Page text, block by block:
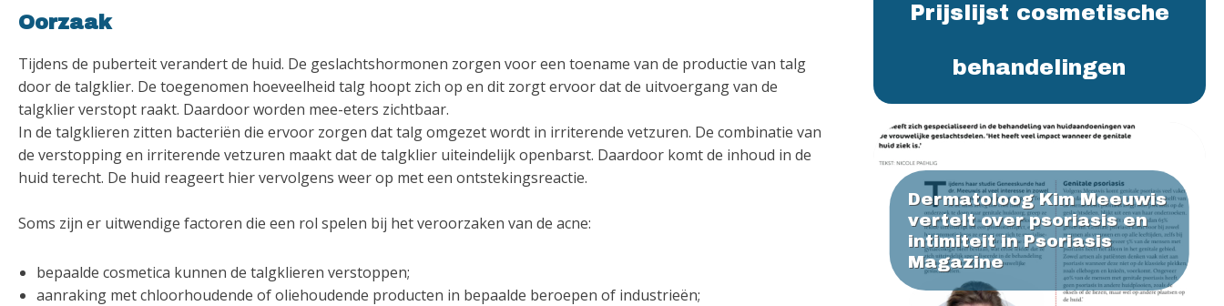
Oorzaak
Tijdens de puberteit verandert de huid. De geslachtshormonen zorgen voor een toename van de productie van talg
door de talgklier. De toegenomen hoeveelheid talg hoopt zich op en dit zorgt ervoor dat de uitvoergang van de
talgklier verstopt raakt. Daardoor worden mee-eters zichtbaar.
In de talgklieren zitten bacteriën die ervoor zorgen dat talg omgezet wordt in irriterende vetzuren. De combinatie van
de verstopping en irriterende vetzuren maakt dat de talgklier uiteindelijk openbarst. Daardoor komt de inhoud in de
huid terecht. De huid reageert hier vervolgens weer op met een ontstekingsreactie.
Soms zijn er uitwendige factoren die een rol spelen bij het veroorzaken van de acne:
bepaalde cosmetica kunnen de talgklieren verstoppen;
aanraking met chloorhoudende of oliehoudende producten in bepaalde beroepen of industrieën;
Prijslijst cosmetische
behandelingen
Dermatoloog Kim Meeuwis
vertelt over psoriasis en
intimiteit in Psoriasis
Magazine